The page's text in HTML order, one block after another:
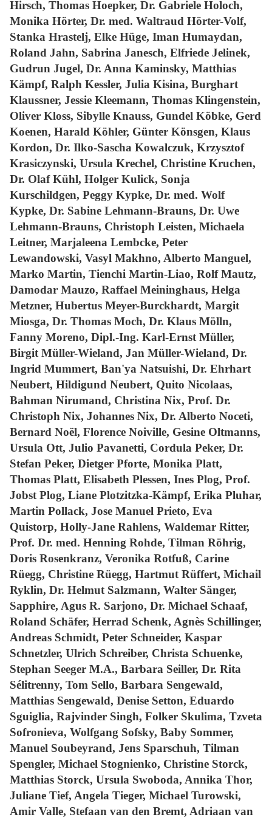
Hirsch, Thomas Hoepker, Dr. Gabriele Holoch,
Monika Hörter, Dr. med. Waltraud Hörter-Volf,
Stanka Hrastelj, Elke Hüge, Iman Humaydan,
Roland Jahn, Sabrina Janesch, Elfriede Jelinek,
Gudrun Jugel, Dr. Anna Kaminsky, Matthias
Kämpf, Ralph Kessler, Julia Kisina, Burghart
Klaussner, Jessie Kleemann, Thomas Klingenstein,
Oliver Kloss, Sibylle Knauss, Gundel Köbke, Gerd
Koenen, Harald Köhler, Günter Könsgen, Klaus
Kordon, Dr. Ilko-Sascha Kowalczuk, Krzysztof
Krasiczynski, Ursula Krechel, Christine Kruchen,
Dr. Olaf Kühl, Holger Kulick, Sonja
Kurschildgen, Peggy Kypke, Dr. med. Wolf
Kypke, Dr. Sabine Lehmann-Brauns, Dr. Uwe
Lehmann-Brauns, Christoph Leisten, Michaela
Leitner, Marjaleena Lembcke, Peter
Lewandowski, Vasyl Makhno, Alberto Manguel,
Marko Martin, Tienchi Martin-Liao, Rolf Mautz,
Damodar Mauzo, Raffael Meininghaus, Helga
Metzner, Hubertus Meyer-Burckhardt, Margit
Miosga, Dr. Thomas Moch, Dr. Klaus Mölln,
Fanny Moreno, Dipl.-Ing. Karl-Ernst Müller,
Birgit Müller-Wieland, Jan Müller-Wieland, Dr.
Ingrid Mummert, Ban'ya Natsuishi, Dr. Ehrhart
Neubert, Hildigund Neubert, Quito Nicolaas,
Bahman Nirumand, Christina Nix, Prof. Dr.
Christoph Nix, Johannes Nix, Dr. Alberto Noceti,
Bernard Noël, Florence Noiville, Gesine Oltmanns,
Ursula Ott, Julio Pavanetti, Cordula Peker, Dr.
Stefan Peker, Dietger Pforte, Monika Platt,
Thomas Platt, Elisabeth Plessen, Ines Plog, Prof.
Jobst Plog, Liane Plotzitzka-Kämpf, Erika Pluhar,
Martin Pollack, Jose Manuel Prieto, Eva
Quistorp, Holly-Jane Rahlens, Waldemar Ritter,
Prof. Dr. med. Henning Rohde, Tilman Röhrig,
Doris Rosenkranz, Veronika Rotfuß, Carine
Rüegg, Christine Rüegg, Hartmut Rüffert, Michail
Ryklin, Dr. Helmut Salzmann, Walter Sänger,
Sapphire, Agus R. Sarjono, Dr. Michael Schaaf,
Roland Schäfer, Herrad Schenk, Agnès Schillinger,
Andreas Schmidt, Peter Schneider, Kaspar
Schnetzler, Ulrich Schreiber, Christa Schuenke,
Stephan Seeger M.A., Barbara Seiller, Dr. Rita
Sélitrenny, Tom Sello, Barbara Sengewald,
Matthias Sengewald, Denise Setton, Eduardo
Sguiglia, Rajvinder Singh, Folker Skulima, Tzveta
Sofronieva, Wolfgang Sofsky, Baby Sommer,
Manuel Soubeyrand, Jens Sparschuh, Tilman
Spengler, Michael Stognienko, Christine Storck,
Matthias Storck, Ursula Swoboda, Annika Thor,
Juliane Tief, Angela Tieger, Michael Turowski,
Amir Valle, Stefaan van den Bremt, Adriaan van